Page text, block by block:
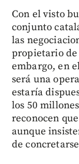
Con el visto
conjunto
las
propietario de
embargo, en
será una
estaría
los 50
reconocen
aunque
de